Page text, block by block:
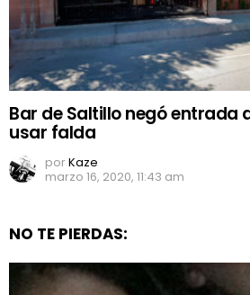
Bar de Saltillo negó entrada
usar falda
porKaze
marzo 16, 2020, 11:43 am
NO TE PIERDAS: